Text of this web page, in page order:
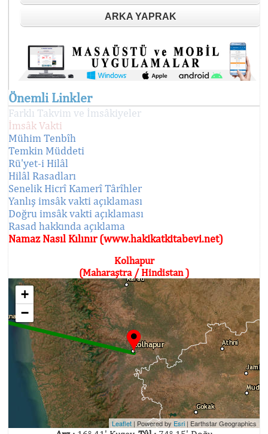
ARKA YAPRAK
Önemli Linkler
Farklı Takvim ve İmsâkiyeler
İmsâk Vakti
Mühim Tenbîh
Temkin Müddeti
Rü'yet-i Hilâl
Hilâl Rasadları
Senelik Hicrî Kamerî Târîhler
Yanlış imsâk vakti açıklaması
Doğru imsâk vakti açıklaması
Rasad hakkında açıklama
Namaz Nasıl Kılınır (www.hakikatkitabevi.net)
Kolhapur
(Maharaştra / Hindistan )
+
−
Leaflet | Powered by Esri | Earthstar Geographics